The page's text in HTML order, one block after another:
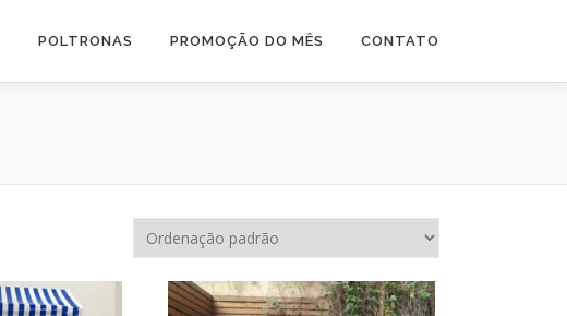
POLTRONAS PROMOÇÃO DO MÊS CONTATO